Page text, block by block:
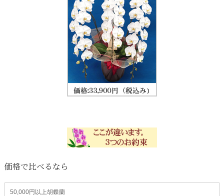
価格で比べるなら
50,000円以上胡蝶蘭